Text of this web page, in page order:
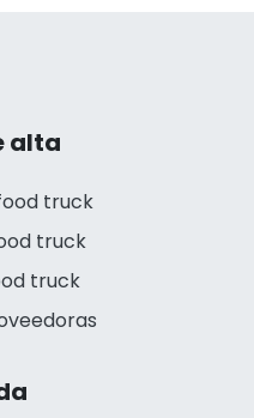
alta
truck
truck
truck